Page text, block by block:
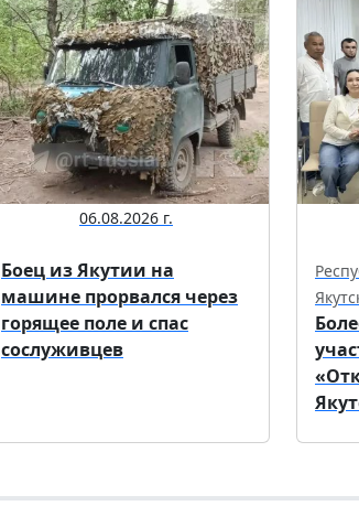
06.08.2026 г.
Боец из Якутии на
машине прорвался через
горящее поле и спас
сослуживцев